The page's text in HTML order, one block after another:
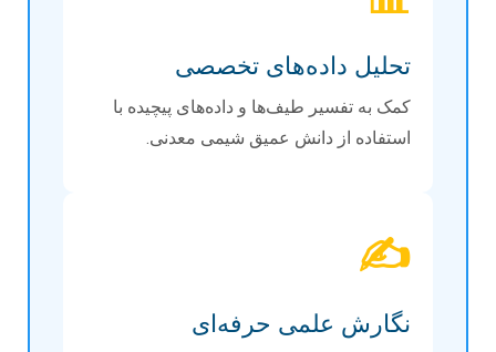
تحلیل داده‌های تخصصی
کمک به تفسیر طیف‌ها و داده‌های پیچیده با
استفاده از دانش عمیق شیمی معدنی.
✍️
نگارش علمی حرفه‌ای